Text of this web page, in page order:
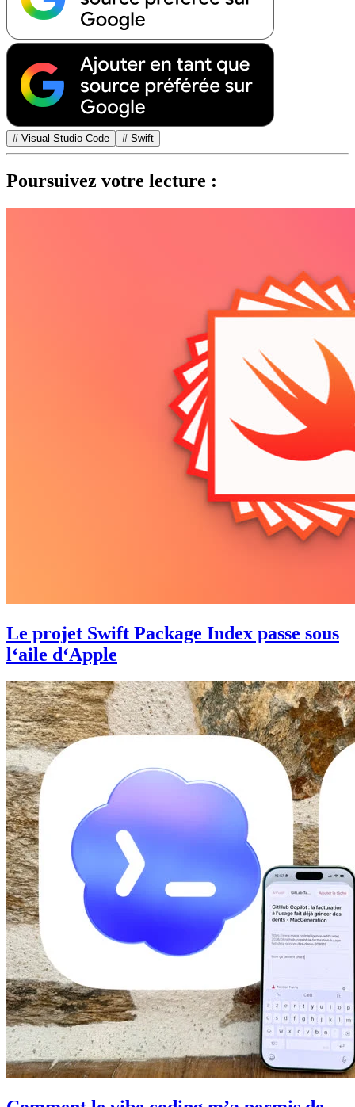
# Visual Studio Code # Swift
Poursuivez votre lecture :
Le projet Swift Package Index passe sous
l‘aile d‘Apple